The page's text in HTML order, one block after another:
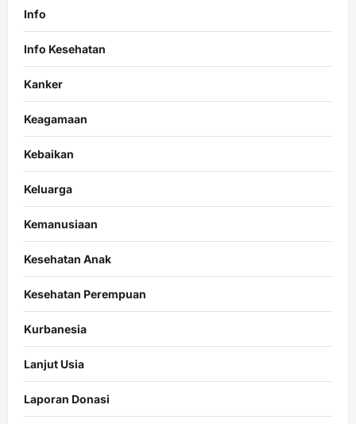
Info
Info Kesehatan
Kanker
Keagamaan
Kebaikan
Keluarga
Kemanusiaan
Kesehatan Anak
Kesehatan Perempuan
Kurbanesia
Lanjut Usia
Laporan Donasi